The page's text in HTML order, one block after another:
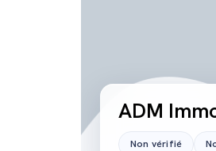
ADM
Non vérifié